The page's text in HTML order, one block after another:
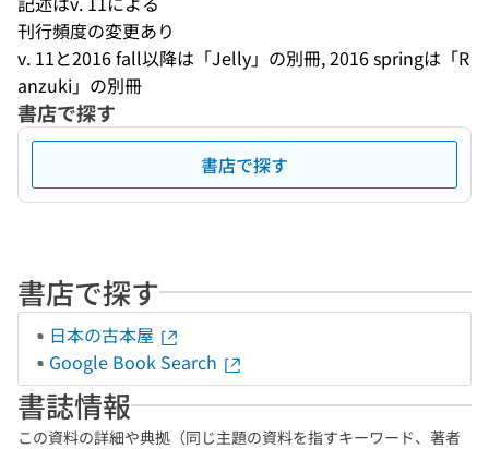
刊行頻度の変更あり
v. 11と2016 fall以降は「Jelly」の別冊, 2016 springは「R
anzuki」の別冊
書店で探す
書店で探す
書店で探す
日本の古本屋
Google Book Search
書誌情報
この資料の詳細や典拠（同じ主題の資料を指すキーワード、著者